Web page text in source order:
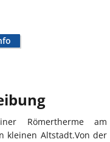
Römertherme am
kleinen Altstadt.Von der